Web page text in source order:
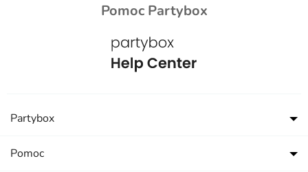
Pomoc Partybox
Partybox
Pomoc